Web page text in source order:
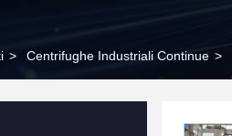
> Centrifughe Industriali Continue >